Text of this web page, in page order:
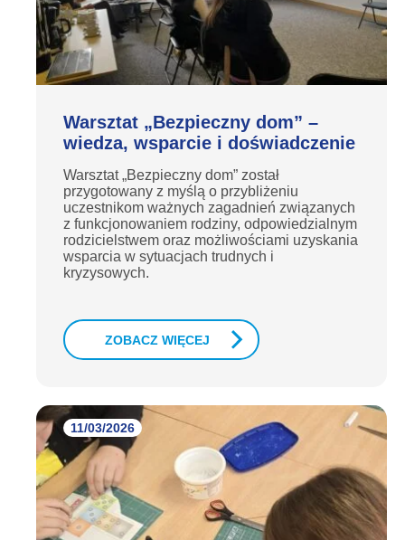
Warsztat „Bezpieczny dom” –
wiedza, wsparcie i doświadczenie
Warsztat „Bezpieczny dom” został
przygotowany z myślą o przybliżeniu
uczestnikom ważnych zagadnień związanych
z funkcjonowaniem rodziny, odpowiedzialnym
rodzicielstwem oraz możliwościami uzyskania
wsparcia w sytuacjach trudnych i
kryzysowych.
ZOBACZ WIĘCEJ
11/03/2026